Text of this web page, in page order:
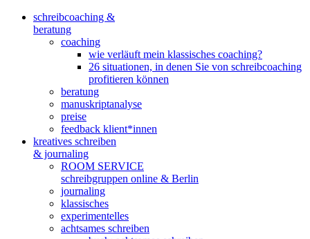
schreibcoaching &
beratung
coaching
wie verläuft mein klassisches coaching?
26 situationen, in denen Sie von schreibcoaching
profitieren können
beratung
manuskriptanalyse
preise
feedback klient*innen
kreatives schreiben
& journaling
ROOM SERVICE
schreibgruppen online & Berlin
journaling
klassisches
experimentelles
achtsames schreiben